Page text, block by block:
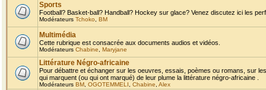
Sports
Football? Basket-ball? Handball? Hockey sur glace? Venez discutez ici les
Modérateurs Tchoko BM
Multimédia
Cette rubrique est consacrée aux documents audios et vidéos.
Modérateurs Chabine Maryjane
Littérature Négro-africaine
Pour débattre et échanger sur les oeuvres, essais, poèmes ou romans, sur
qui marquent (ou qui ont marqué) de leur plume la littérature négro-africaine .
Modérateurs BM OGOTEMMELI Chabine Alex